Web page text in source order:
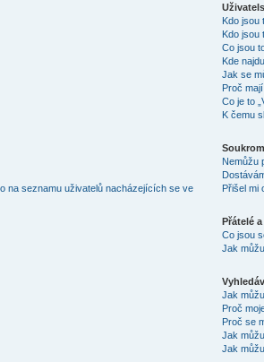
na seznamu uživatelů nacházejících se ve
Kdo jsou
Kdo jsou
Co jsou
Kde
Jak se
Proč
Co je to
K čemu
Nemůžu
Přišel mi
Přátelé
Co jsou
Jak
Jak
Proč
Proč se
Jak
Jak